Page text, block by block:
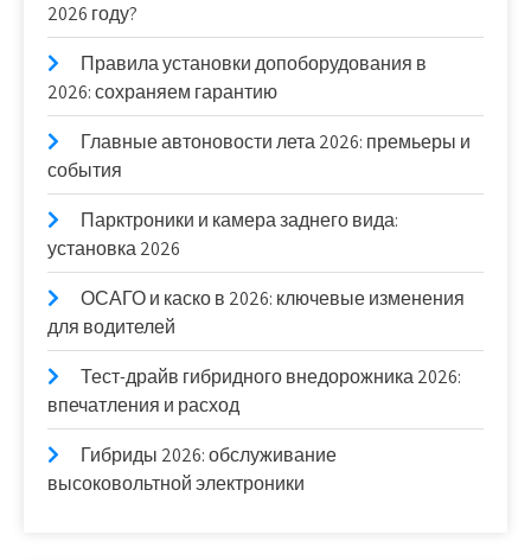
2026 году?
Правила установки допоборудования в
2026: сохраняем гарантию
Главные автоновости лета 2026: премьеры и
события
Парктроники и камера заднего вида:
установка 2026
ОСАГО и каско в 2026: ключевые изменения
для водителей
Тест-драйв гибридного внедорожника 2026:
впечатления и расход
Гибриды 2026: обслуживание
высоковольтной электроники